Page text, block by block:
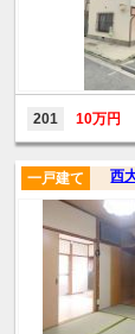
201 10万円
西
一戸建て